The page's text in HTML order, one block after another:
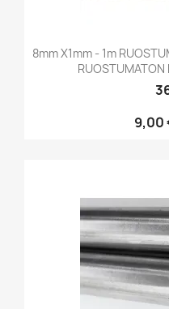
8mm X1mm - 1m
RUOSTUMATON
9,00